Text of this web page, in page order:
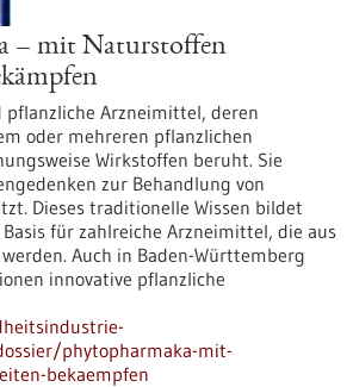
– mit Naturstoffen
pflanzliche Arzneimittel, deren
oder mehreren pflanzlichen
Wirkstoffen beruht. Sie
zur Behandlung von
Dieses traditionelle Wissen bildet
für zahlreiche Arzneimittel, die aus
Auch in Baden-Württemberg
innovative pflanzliche
phytopharmaka-mit-
bekaempfen